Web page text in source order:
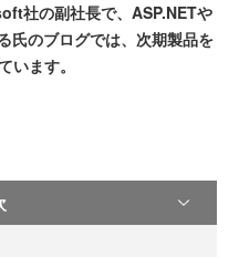
社の副社長で、ASP.NETや
のブログでは、次期製品を
います。